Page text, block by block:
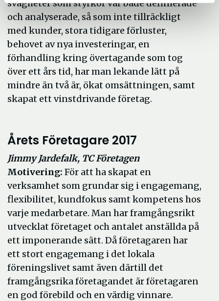
svagheter som styrkor var både definierade
och analyserade, så som inte tillräckligt
med kunder, stora tidigare förluster,
behovet av nya investeringar, en
förhandling kring övertagande som tog
över ett års tid, har man lekande lätt på
mindre än två är, ökat omsättningen, samt
skapat ett vinstdrivande företag.
Årets Företagare 2017
Jimmy Jardefalk, TC Företagen
Motivering: För att ha skapat en
verksamhet som grundar sig i engagemang,
flexibilitet, kundfokus samt kompetens hos
varje medarbetare. Man har framgångsrikt
utvecklat företaget och antalet anställda på
ett imponerande sätt. Då företagaren har
ett stort engagemang i det lokala
föreningslivet samt även därtill det
framgångsrika företagandet är företagaren
en god förebild och en värdig vinnare.